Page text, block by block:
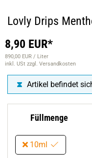
Lovly Drips
8,90 EUR*
890,00 EUR / Liter
inkl. USt zzgl. Versandkosten
Artikel befindet
Füllmenge
10ml